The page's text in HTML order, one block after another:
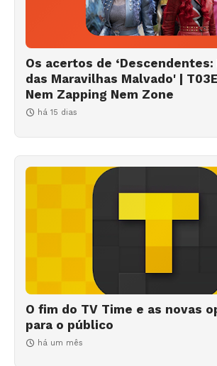
Os acertos de ‘Descendentes:
das Maravilhas Malvado' |
Nem Zapping Nem Zone
há 15 dias
O fim do TV Time e as novas
para o público
há um mês